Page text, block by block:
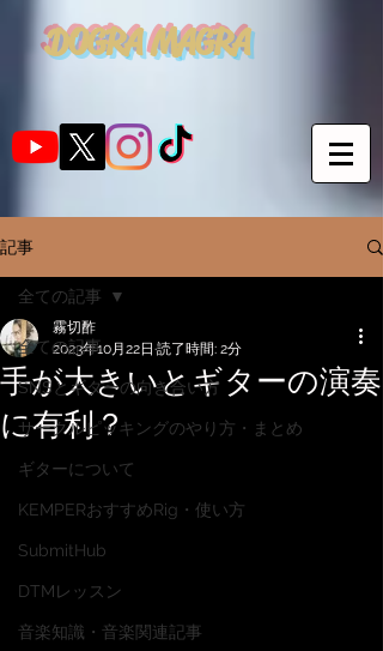
DOGRA MAGRA
記事
全ての記事
SNSとギターの向き合い方
サークルピッキングのやり方・まとめ
ギターについて
KEMPERおすすめRig・使い方
SubmitHub
DTMレッスン
音楽知識・音楽関連記事
全ての記事
手が大きいとギターの演奏
に有利？
霧切酢
2023年10月22日 読了時間: 2分